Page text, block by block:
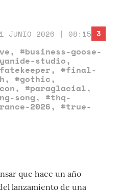
1 JUNIO 2026 | 08:15
, #business-goose-
studio,
, #final-
, #gothic,
, #paraglacial,
song, #thq-
2026, #true-
3
que hace un año
lanzamiento de una